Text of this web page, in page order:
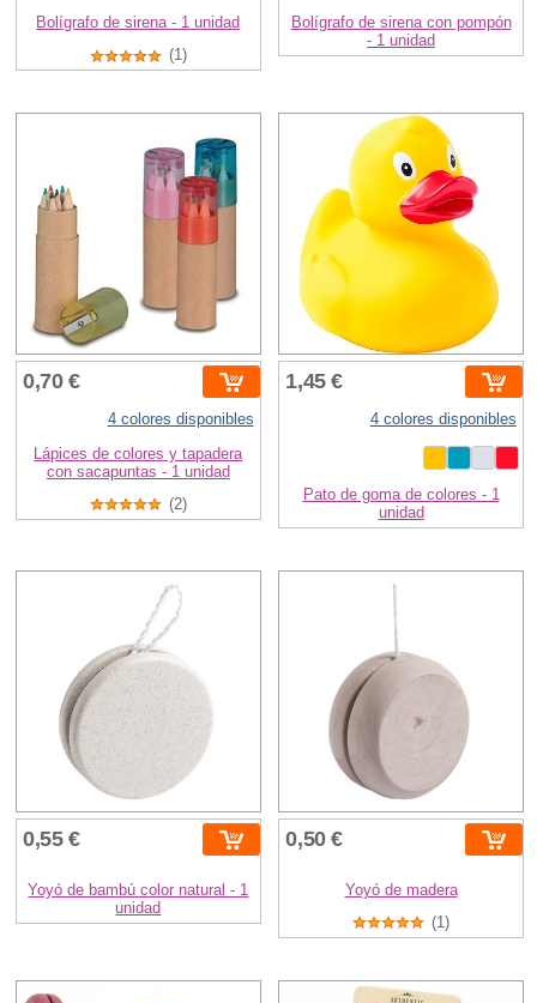
Bolígrafo de sirena - 1 unidad
(1)
Bolígrafo de sirena con pompón
- 1 unidad
0,70 €
4 colores disponibles
Lápices de colores y tapadera
con sacapuntas - 1 unidad
(2)
1,45 €
4 colores disponibles
Pato de goma de colores - 1
unidad
0,55 €
Yoyó de bambú color natural - 1
unidad
0,50 €
Yoyó de madera
(1)